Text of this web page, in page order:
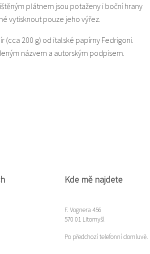
plátnem jsou potaženy i boční hrany
vytisknout pouze jeho výřez.
200 g) od italské papírny Fedrigoni.
názvem a autorským podpisem.
Kde mě najdete
F. Vognera 456
570 01 Litomyšl
Po předchozí telefonní domluvě.